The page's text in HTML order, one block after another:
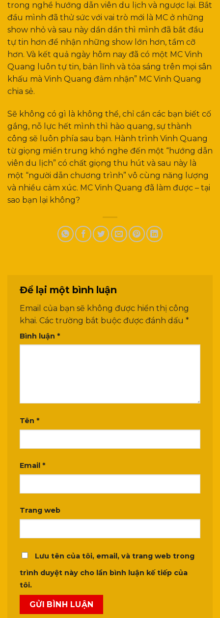
trong nghề hướng dẫn viên du lịch và ngược lại. Bắt
đầu mình đã thử sức với vai trò mới là MC ở những
show nhỏ và sau này dần dần thì mình đã bắt đầu
tự tin hơn để nhận những show lớn hơn, tầm cỡ
hơn. Và kết quả ngày hôm nay đã có một MC Vinh
Quang luôn tự tin, bản lĩnh và tỏa sáng trên mọi sân
khấu mà Vinh Quang đảm nhận” MC Vinh Quang
chia sẻ.
Sẽ không có gì là không thể, chỉ cần các bạn biết cố
gắng, nỗ lực hết mình thì hào quang, sự thành
công sẽ luôn phía sau bạn. Hành trình Vinh Quang
từ giọng miền trung khó nghe đến một “hướng dẫn
viên du lịch” có chất giọng thu hút và sau này là
một “người dẫn chương trình” vô cùng năng lượng
và nhiều cảm xúc. MC Vinh Quang đã làm được – tại
sao bạn lại không?
Để lại một bình luận
Email của bạn sẽ không được hiển thị công
khai. Các trường bắt buộc được đánh dấu *
Bình luận *
Tên *
Email *
Trang web
Lưu tên của tôi, email, và trang web trong
trình duyệt này cho lần bình luận kế tiếp của
tôi.